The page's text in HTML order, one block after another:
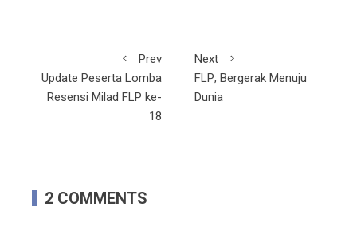
Prev
Update Peserta Lomba
Resensi Milad FLP ke-
18
Next
FLP; Bergerak Menuju
Dunia
2 COMMENTS